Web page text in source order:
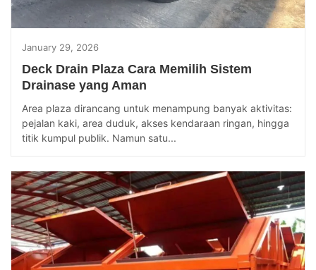
January 29, 2026
Deck Drain Plaza Cara Memilih Sistem
Drainase yang Aman
Area plaza dirancang untuk menampung banyak aktivitas:
pejalan kaki, area duduk, akses kendaraan ringan, hingga
titik kumpul publik. Namun satu...